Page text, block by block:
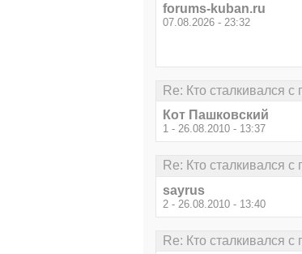
forums-kuban.ru
07.08.2026 - 23:32
Re: Кто сталкивался
Кот Пашковский
1 - 26.08.2010 - 13:37
Re: Кто сталкивался
sayrus
2 - 26.08.2010 - 13:40
Re: Кто сталкивался